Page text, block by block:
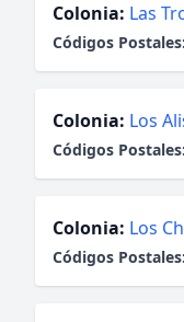
Colonia: Las
Códigos Postales:
Colonia: Los
Códigos Postales:
Colonia: Los
Códigos Postales: